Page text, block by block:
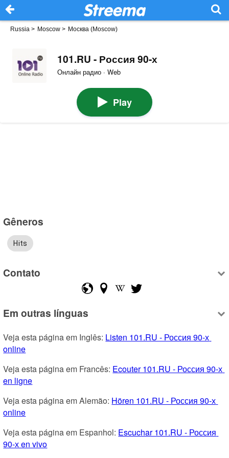
Russia > Moscow > Москва (Moscow)
101.RU - Россия 90-х
Онлайн радио · Web
Play
Gêneros
Hits
Contato
Em outras línguas
Veja esta página em Inglês: Listen 101.RU - Россия 90-х
online
Veja esta página em Francês: Ecouter 101.RU - Россия 90-х
en ligne
Veja esta página em Alemão: Hören 101.RU - Россия 90-х
online
Veja esta página em Espanhol: Escuchar 101.RU - Россия
90-х en vivo